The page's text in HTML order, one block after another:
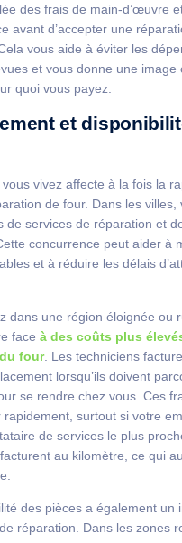
des frais de main-d’œuvre
avant d’accepter une
vous aide à éviter les
et vous donne une image
quoi vous payez.
et
vous vivez affecte à la fois la
de four. Dans les villes,
de services de réparation et
concurrence peut aider à
et à réduire les délais
dans une région éloignée ou
face à des coûts plus
four. Les techniciens
lorsqu’ils doivent
se rendre chez vous. Ces
rapidement, surtout si votre
de services le plus
au kilomètre, ce qui
des pièces a également un
réparation. Dans les zones